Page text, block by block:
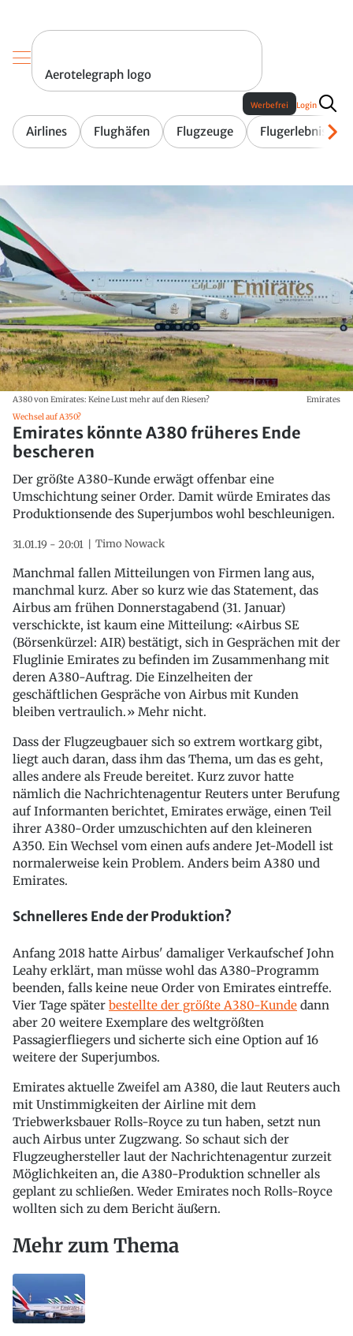
Aerotelegraph logo
Airlines Flughäfen Flugzeuge Flugerlebnis
Werbefrei Login
A380 von Emirates: Keine Lust mehr auf den Riesen?
Emirates
Wechsel auf A350?
Emirates könnte A380 früheres Ende
bescheren
Der größte A380-Kunde erwägt offenbar eine
Umschichtung seiner Order. Damit würde Emirates das
Produktionsende des Superjumbos wohl beschleunigen.
31.01.19 - 20:01 Timo Nowack
Manchmal fallen Mitteilungen von Firmen lang aus,
manchmal kurz. Aber so kurz wie das Statement, das
Airbus am frühen Donnerstagabend (31. Januar)
verschickte, ist kaum eine Mitteilung: «Airbus SE
(Börsenkürzel: AIR) bestätigt, sich in Gesprächen mit der
Fluglinie Emirates zu befinden im Zusammenhang mit
deren A380-Auftrag. Die Einzelheiten der
geschäftlichen Gespräche von Airbus mit Kunden
bleiben vertraulich.» Mehr nicht.
Dass der Flugzeugbauer sich so extrem wortkarg gibt,
liegt auch daran, dass ihm das Thema, um das es geht,
alles andere als Freude bereitet. Kurz zuvor hatte
nämlich die Nachrichtenagentur Reuters unter Berufung
auf Informanten berichtet, Emirates erwäge, einen Teil
ihrer A380-Order umzuschichten auf den kleineren
A350. Ein Wechsel vom einen aufs andere Jet-Modell ist
normalerweise kein Problem. Anders beim A380 und
Emirates.
Schnelleres Ende der Produktion?
Anfang 2018 hatte Airbus' damaliger Verkaufschef John
Leahy erklärt, man müsse wohl das A380-Programm
beenden, falls keine neue Order von Emirates eintreffe.
Vier Tage später bestellte der größte A380-Kunde dann
aber 20 weitere Exemplare des weltgrößten
Passagierfliegers und sicherte sich eine Option auf 16
weitere der Superjumbos.
Emirates aktuelle Zweifel am A380, die laut Reuters auch
mit Unstimmigkeiten der Airline mit dem
Triebwerksbauer Rolls-Royce zu tun haben, setzt nun
auch Airbus unter Zugzwang. So schaut sich der
Flugzeughersteller laut der Nachrichtenagentur zurzeit
Möglichkeiten an, die A380-Produktion schneller als
geplant zu schließen. Weder Emirates noch Rolls-Royce
wollten sich zu dem Bericht äußern.
Mehr zum Thema